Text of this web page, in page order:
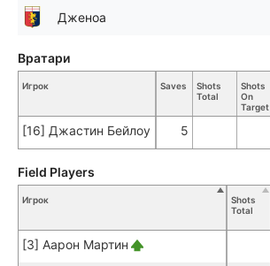
Дженоа
Игрок Saves
Shots
Total
Shots
On
Target
[16] Джастин Бейлоу 5
Вратари
Игрок
Shots
Total
[3] Аарон Мартин
Field Players